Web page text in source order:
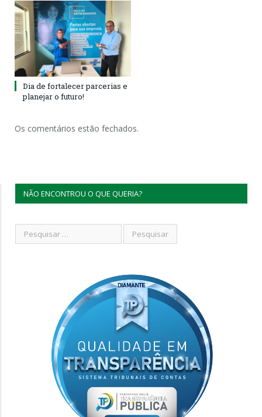
Dia de fortalecer parcerias e
planejar o futuro!
Os comentários estão fechados.
NÃO ENCONTROU O QUE QUERIA?